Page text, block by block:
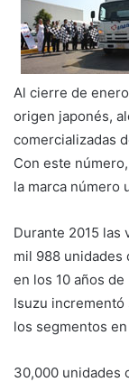
Al cierre de
origen japonés,
comercializadas
Con este
la marca número
Durante 2015 las
mil 988 unidades
en los 10 años
Isuzu
los segmentos
30,000 unidades